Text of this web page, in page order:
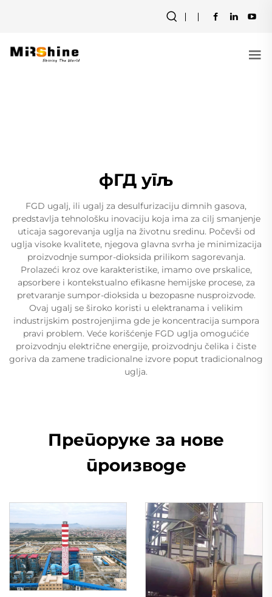
фГД угљ
FGD ugalj, ili ugalj za desulfurizaciju dimnih gasova,
predstavlja tehnološku inovaciju koja ima za cilj smanjenje
uticaja sagorevanja uglja na životnu sredinu. Počevši od
uglja visoke kvalitete, njegova glavna svrha je minimizacija
proizvodnje sumpor-dioksida prilikom sagorevanja.
Prolazeći kroz ove karakteristike, imamo ove prskalice,
apsorbere i kontekstualno efikasne hemijske procese, za
pretvaranje sumpor-dioksida u bezopasne nusproizvode.
Ovaj ugalj se široko koristi u elektranama i velikim
industrijskim postrojenjima gde je koncentracija sumpora
pravi problem. Veće korišćenje FGD uglja omogućiće
proizvodnju električne energije, proizvodnju čelika i čiste
goriva da zamene tradicionalne izvore poput tradicionalnog
uglja.
Препоруке за нове
производе